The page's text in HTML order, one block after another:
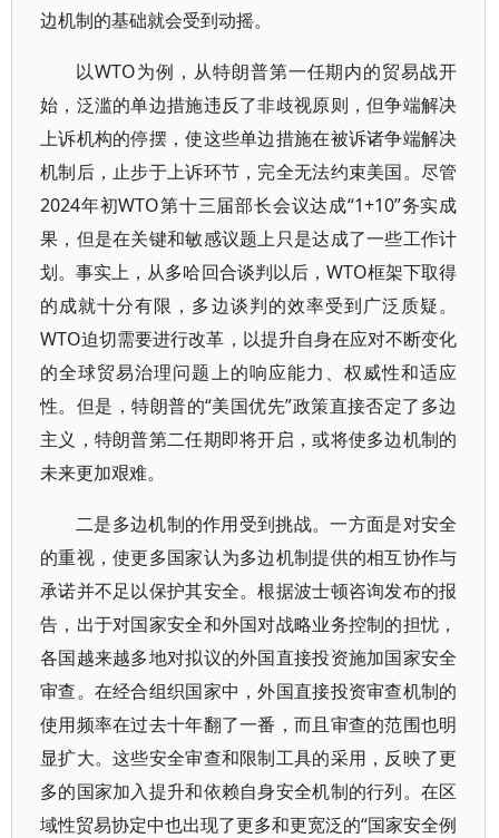
边机制的基础就会受到动摇。
以WTO为例，从特朗普第一任期内的贸易战开
始，泛滥的单边措施违反了非歧视原则，但争端解决
上诉机构的停摆，使这些单边措施在被诉诸争端解决
机制后，止步于上诉环节，完全无法约束美国。尽管
2024年初WTO第十三届部长会议达成“1+10”务实成
果，但是在关键和敏感议题上只是达成了一些工作计
划。事实上，从多哈回合谈判以后，WTO框架下取得
的成就十分有限，多边谈判的效率受到广泛质疑。
WTO迫切需要进行改革，以提升自身在应对不断变化
的全球贸易治理问题上的响应能力、权威性和适应
性。但是，特朗普的“美国优先”政策直接否定了多边
主义，特朗普第二任期即将开启，或将使多边机制的
未来更加艰难。
二是多边机制的作用受到挑战。一方面是对安全
的重视，使更多国家认为多边机制提供的相互协作与
承诺并不足以保护其安全。根据波士顿咨询发布的报
告，出于对国家安全和外国对战略业务控制的担忧，
各国越来越多地对拟议的外国直接投资施加国家安全
审查。在经合组织国家中，外国直接投资审查机制的
使用频率在过去十年翻了一番，而且审查的范围也明
显扩大。这些安全审查和限制工具的采用，反映了更
多的国家加入提升和依赖自身安全机制的行列。在区
域性贸易协定中也出现了更多和更宽泛的“国家安全例